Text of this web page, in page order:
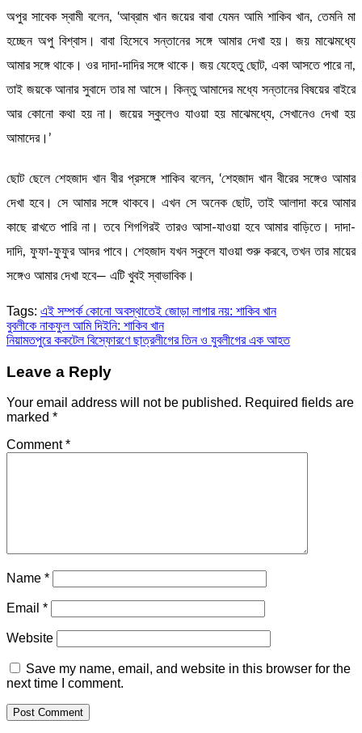
অপুর সাবেক স্বামী বলেন, ‘আব্রাম খান জয়ের বাবা যেমন আমি শাকিব খান, তেমনি মা
হচ্ছেন অপু বিশ্বাস। বাবা হিসেবে সন্তানের সঙ্গে আমার দেখা হয়। জয় মাঝেমধ্যে
আমার সঙ্গে থাকে। ওর দাদা-দাদির সঙ্গে থাকে। জয় যেহেতু ছোট, একা আসতে পারে না,
তাই জয়কে আনার সুবাদে তার মা আসে। কিন্তু আমাদের মধ্যে সন্তানের বিষয়ের বাইরে
আর কোনো কথা হয় না। জয়ের স্কুলেও যাওয়া হয় মাঝেমধ্যে, সেখানেও দেখা হয়
আমাদের।’
ছোট ছেলে শেহজাদ খান বীর প্রসঙ্গে শাকিব বলেন, ‘শেহজাদ খান বীরের সঙ্গেও আমার
দেখা হবে। সে আমার সঙ্গে থাকবে। এখন সে অনেক ছোট, তাই আলাদা করে আমার
কাছে রাখতে পারি না। তবে শিগগিরই তারও আসা-যাওয়া হবে আমার বাড়িতে। দাদা-
দাদি, ফুফা-ফুফুর আদর পাবে। শেহজাদ যখন স্কুলে যাওয়া শুরু করবে, তখন তার মায়ের
সঙ্গেও আমার দেখা হবে— এটি খুবই স্বাভাবিক।
Tags: এই সম্পর্ক কোনো অবস্থাতেই জোড়া লাগার নয়: শাকিব খান
Post
navigation
বুবলীকে নাকফুল আমি দিইনি: শাকিব খান
নিয়ামতপুরে ককটেল বিস্ফোরণে ছাত্রলীগের তিন ও যুবলীগের এক আহত
Leave a Reply
Your email address will not be published. Required fields are
marked *
Comment*
Name *
Email *
Website
Save my name, email, and website in this browser for the
next time I comment.